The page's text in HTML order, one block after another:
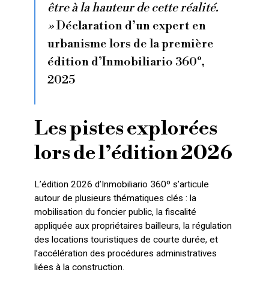
être à la hauteur de cette réalité.
»Déclaration d’un expert en
urbanisme lors de la première
édition d’Inmobiliario 360º,
2025
Les pistes explorées
lors de l’édition 2026
L’édition 2026 d’Inmobiliario 360º s’articule
autour de plusieurs thématiques clés : la
mobilisation du foncier public, la fiscalité
appliquée aux propriétaires bailleurs, la régulation
des locations touristiques de courte durée, et
l’accélération des procédures administratives
liées à la construction.